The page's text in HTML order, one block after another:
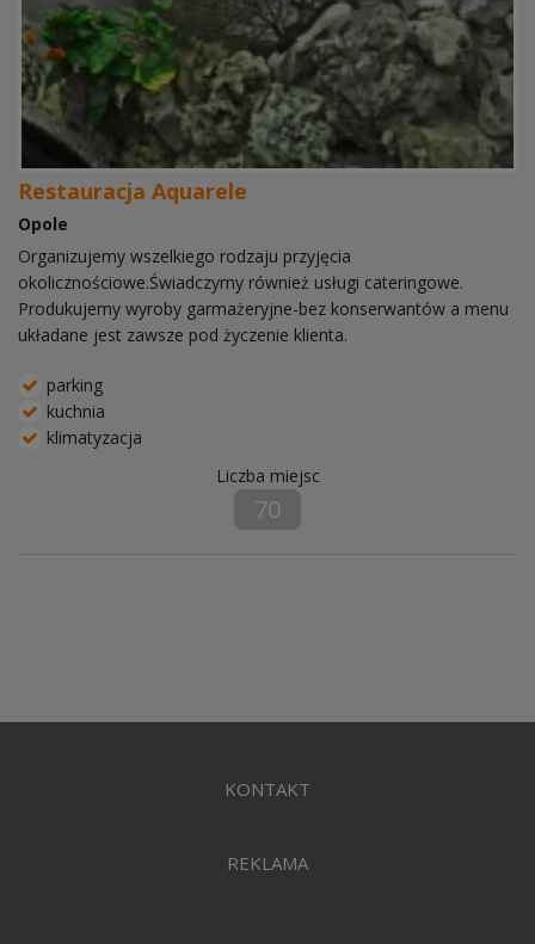
Restauracja Aquarele
Opole
Organizujemy wszelkiego rodzaju przyjęcia
okolicznościowe.Świadczymy również usługi cateringowe.
Produkujemy wyroby garmażeryjne-bez konserwantów a menu
układane jest zawsze pod życzenie klienta.
parking
kuchnia
klimatyzacja
Liczba miejsc
70
KONTAKT
REKLAMA